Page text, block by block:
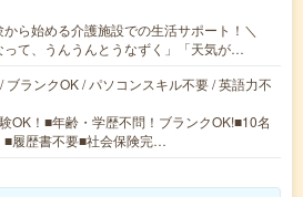
から始める介護施設での生活サポート！＼
って、うんうんとうなずく」「天気が…
ブランクOK / パソコンスキル不要 / 英語力不
OK！■年齢・学歴不問！ブランクOK!■10名
■履歴書不要■社会保険完…